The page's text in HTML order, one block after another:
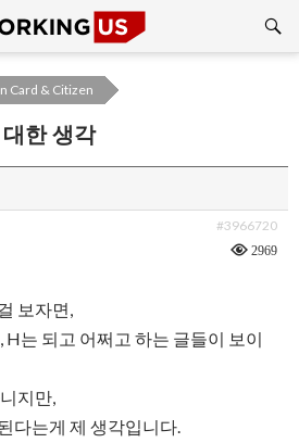
Card & Citizen
한 생각
#3966720
2969
보자면,
H는 되고 어쩌고 하는 글들이 보이
지만,
다는게 제 생각입니다.